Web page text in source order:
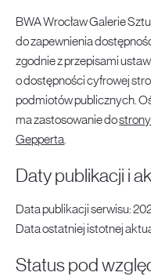
BWA Wrocław Galerie
do zapewnienia
zgodnie z przepisami
o dostępności cyfrowej
podmiotów publicznych.
ma zastosowanie do
Gepperta.
Daty publikacji i
Data publikacji serwisu:
Data ostatniej istotnej
Status pod